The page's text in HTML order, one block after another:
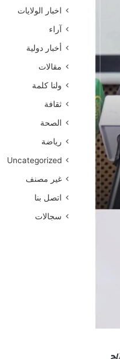
اخبار الولايات
آراء
أخبار دولية
مقالات
ولنا كلمة
ثقافة
الصحة
رياضة
Uncategorized
غير مصنف
اتصل بنا
سجالات